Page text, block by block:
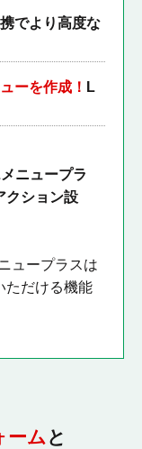
でより高度な
ーを作成！ L
ニュープラ
クション設
ュープラスは
ただける機能
ーム と